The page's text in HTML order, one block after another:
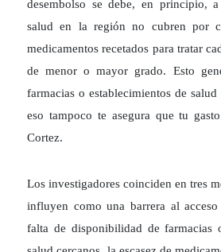
desembolso se debe, en principio,
salud en la región no cubren por
medicamentos recetados para tratar
de menor o mayor grado. Esto
farmacias o establecimientos de
eso tampoco te asegura que tu
Cortez.
Los investigadores coinciden en tres
influyen como una barrera al
falta de disponibilidad de farmacias